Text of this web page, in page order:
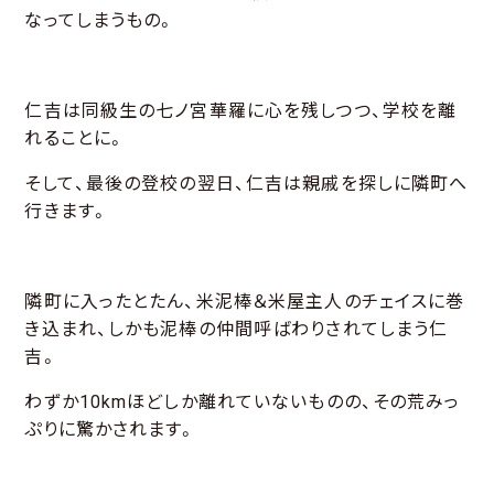
なってしまうもの。
仁吉は同級生の七ノ宮華羅に心を残しつつ、学校を離
れることに。
そして、最後の登校の翌日、仁吉は親戚を探しに隣町へ
行きます。
隣町に入ったとたん、米泥棒＆米屋主人のチェイスに巻
き込まれ、しかも泥棒の仲間呼ばわりされてしまう仁
吉。
わずか10kmほどしか離れていないものの、その荒みっ
ぷりに驚かされます。